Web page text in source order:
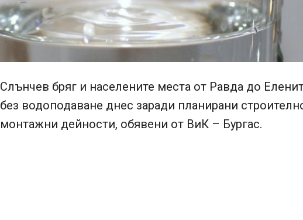
Слънчев бряг и населените места от Равда до
без водоподаване днес заради планирани
монтажни дейности, обявени от ВиК – Бургас.